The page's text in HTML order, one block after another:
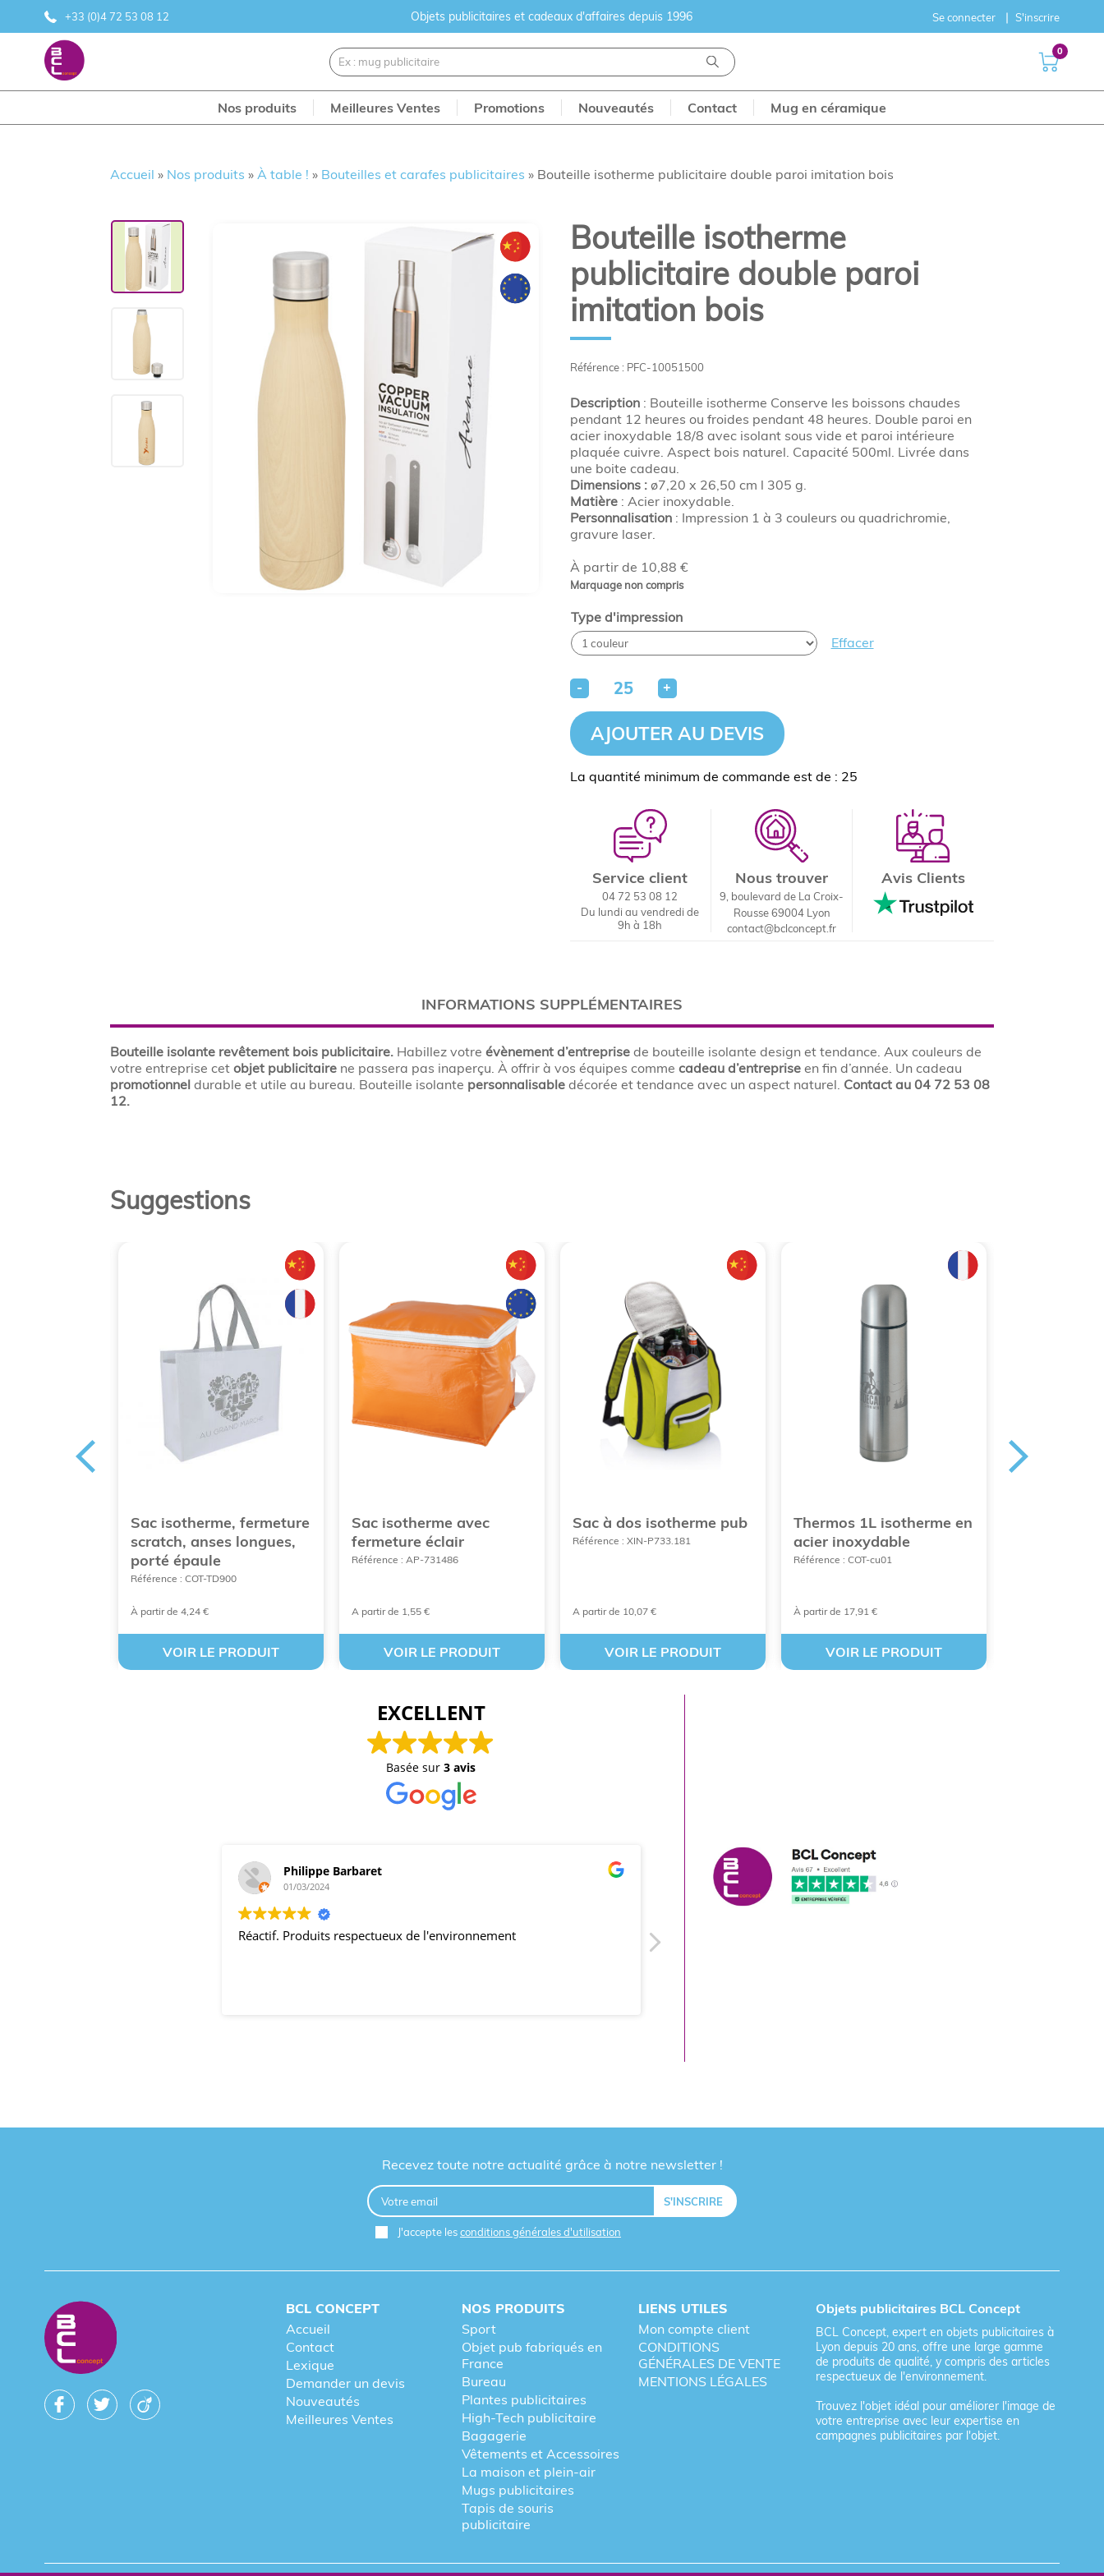
+33 (0)4 72 53 08 12 Objets publicitaires et cadeaux d'affaires depuis 1996 Se connecter S'inscrire
0
Nos produits Meilleures Ventes Promotions Nouveautés Contact Mug en céramique
Accueil » Nos produits »À table ! » Bouteilles et carafes publicitaires » Bouteille isotherme publicitaire double paroi imitation bois
Référence : PFC-10051500
À partir de 10,88 €
Marquage non compris
Bouteille isotherme
publicitaire double paroi
imitation bois
Description: Bouteille isotherme Conserve les boissons chaudes
pendant 12 heures ou froides pendant 48 heures. Double paroi en
acier inoxydable 18/8 avec isolant sous vide et paroi intérieure
plaquée cuivre. Aspect bois naturel. Capacité 500ml. Livrée dans
une boite cadeau.
Dimensions : ø7,20 x 26,50 cm l 305 g.
Matière: Acier inoxydable.
Personnalisation: Impression 1 à 3 couleurs ou quadrichromie,
gravure laser.
Type d'impression
Effacer
- +
AJOUTER AU DEVIS
La quantité minimum de commande est de : 25
Service client
04 72 53 08 12
Du lundi au vendredi de
9h à 18h
Nous trouver
9, boulevard de La Croix-
Rousse 69004 Lyon
contact@bclconcept.fr
Avis Clients
INFORMATIONS SUPPLÉMENTAIRES
Bouteille isolante revêtement bois publicitaire. Habillez votre évènement d’entreprise de bouteille isolante design et tendance. Aux couleurs de
votre entreprise cetobjet publicitaire ne passera pas inaperçu. À offrir à vos équipes commecadeau d’entreprise en fin d’année. Un cadeau
promotionnel durable et utile au bureau. Bouteille isolante personnalisable décorée et tendance avec un aspect naturel. Contact au 04 72 53 08
12.
Suggestions
Sac isotherme, fermeture
scratch, anses longues,
porté épaule
Référence : COT-TD900
À partir de 4,24 €
VOIR LE PRODUIT
Sac isotherme avec
fermeture éclair
Référence : AP-731486
A partir de 1,55 €
VOIR LE PRODUIT
Sac à dos isotherme pub
Référence : XIN-P733.181
A partir de 10,07 €
VOIR LE PRODUIT
Thermos 1L isotherme en
acier inoxydable
Référence : COT-cu01
À partir de 17,91 €
VOIR LE PRODUIT
EXCELLENT
Basée sur3 avis
Philippe Barbaret
01/03/2024
Réactif. Produits respectueux de l'environnement
marcus leleu
21/03/2018
Recevez toute notre actualité grâce à notre newsletter !
J'accepte lesconditions générales d'utilisation
BCL CONCEPT
Accueil
Contact
Lexique
Demander un devis
Nouveautés
Meilleures Ventes
NOS PRODUITS
Sport
Objet pub fabriqués en
France
Bureau
Plantes publicitaires
High-Tech publicitaire
Bagagerie
Vêtements et Accessoires
La maison et plein-air
Mugs publicitaires
Tapis de souris
publicitaire
LIENS UTILES
Mon compte client
CONDITIONS
GÉNÉRALES DE VENTE
MENTIONS LÉGALES
Objets publicitaires BCL Concept
BCL Concept, expert en objets publicitaires à
Lyon depuis 20 ans, offre une large gamme
de produits de qualité, y compris des articles
respectueux de l'environnement.
Trouvez l'objet idéal pour améliorer l'image de
votre entreprise avec leur expertise en
campagnes publicitaires par l'objet.